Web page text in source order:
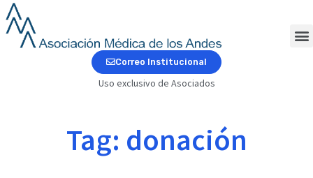
al
contenido
Correo Institucional
Uso exclusivo de Asociados
Tag: donación